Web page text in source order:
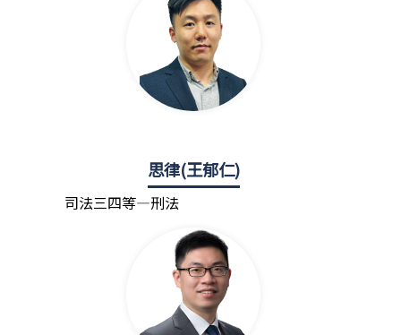
思律(王郁仁)
司法三四等—刑法